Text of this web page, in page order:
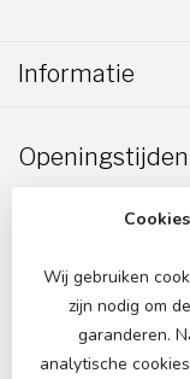
Informatie
Openingstijden
Wij gebruiken
zijn nodig om
garanderen.
analytische